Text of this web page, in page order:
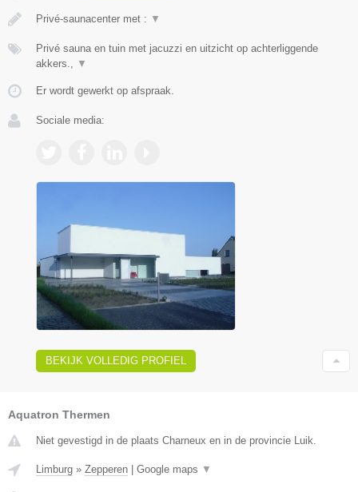
Privé-saunacenter met : ▼
Privé sauna en tuin met jacuzzi en uitzicht op achterliggende
akkers.,
▼
Er wordt gewerkt op afspraak.
Sociale media:
BEKIJK VOLLEDIG PROFIEL
Aquatron Thermen
Niet gevestigd in de plaats Charneux en in de provincie Luik.
Limburg » Zepperen Google maps ▼